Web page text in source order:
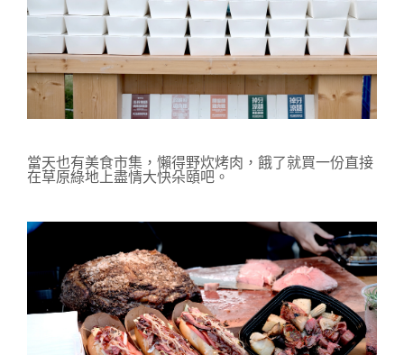
當天也有美食市集，懶得野炊烤肉，餓了就買一份直接
在草原綠地上盡情大快朵頤吧。